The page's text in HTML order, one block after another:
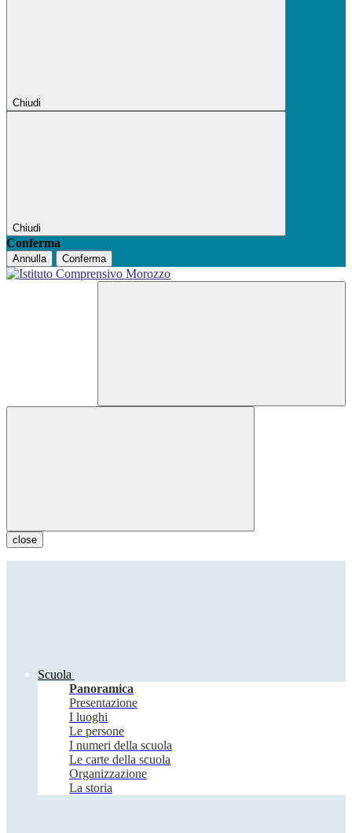
Chiudi
Chiudi
Conferma
Annulla Conferma
close
Scuola
Panoramica
Presentazione
I luoghi
Le persone
I numeri della scuola
Le carte della scuola
Organizzazione
La storia